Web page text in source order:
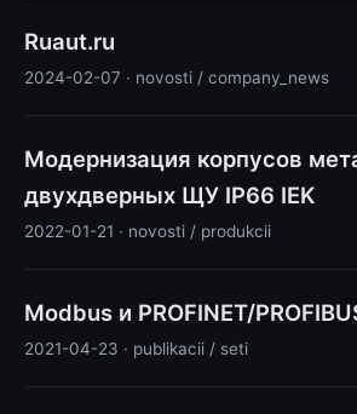
Ruaut.ru
2024-02-07 · novosti / company_news
Модернизация корпусов
двухдверных ЩУ IP66 IEK
2022-01-21 · novosti / produkcii
Modbus и PROFINET/
2021-04-23 · publikacii / seti